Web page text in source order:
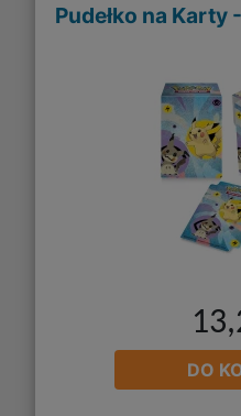
Pudełko na Karty
DO